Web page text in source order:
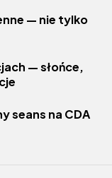
— nie tylko
— słońce,
seans na CDA